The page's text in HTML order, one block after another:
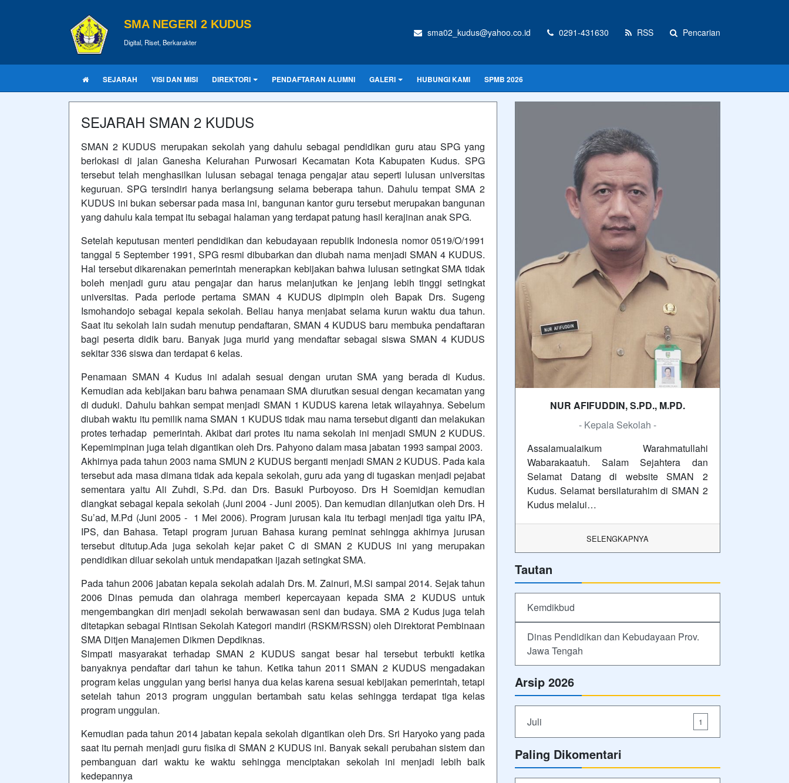
SMA NEGERI 2 KUDUS
Digital, Riset, Berkarakter
sma02_kudus@yahoo.co.id 0291-431630 RSS Pencarian
SEJARAH VISI DAN MISI DIREKTORI PENDAFTARAN ALUMNI GALERI HUBUNGI KAMI SPMB 2026
SEJARAH SMAN 2 KUDUS
SMAN 2 KUDUS merupakan sekolah yang dahulu sebagai pendidikan guru atau SPG yang
berlokasi di jalan Ganesha Kelurahan Purwosari Kecamatan Kota Kabupaten Kudus. SPG
tersebut telah menghasilkan lulusan sebagai tenaga pengajar atau seperti lulusan universitas
keguruan. SPG tersindiri hanya berlangsung selama beberapa tahun. Dahulu tempat SMA 2
KUDUS ini bukan sebersar pada masa ini, bangunan kantor guru tersebut merupakan bangunan
yang dahulu kala tempat itu sebagai halaman yang terdapat patung hasil kerajinan anak SPG.
Setelah keputusan menteri pendidikan dan kebudayaan republik Indonesia nomor 0519/O/1991
tanggal 5 September 1991, SPG resmi dibubarkan dan diubah nama menjadi SMAN 4 KUDUS.
Hal tersebut dikarenakan pemerintah menerapkan kebijakan bahwa lulusan setingkat SMA tidak
boleh menjadi guru atau pengajar dan harus melanjutkan ke jenjang lebih tinggi setingkat
universitas. Pada periode pertama SMAN 4 KUDUS dipimpin oleh Bapak Drs. Sugeng
Ismohandojo sebagai kepala sekolah. Beliau hanya menjabat selama kurun waktu dua tahun.
Saat itu sekolah lain sudah menutup pendaftaran, SMAN 4 KUDUS baru membuka pendaftaran
bagi peserta didik baru. Banyak juga murid yang mendaftar sebagai siswa SMAN 4 KUDUS
sekitar 336 siswa dan terdapat 6 kelas.
Penamaan SMAN 4 Kudus ini adalah sesuai dengan urutan SMA yang berada di Kudus.
Kemudian ada kebijakan baru bahwa penamaan SMA diurutkan sesuai dengan kecamatan yang
di duduki. Dahulu bahkan sempat menjadi SMAN 1 KUDUS karena letak wilayahnya. Sebelum
diubah waktu itu pemilik nama SMAN 1 KUDUS tidak mau nama tersebut diganti dan melakukan
protes terhadap pemerintah. Akibat dari protes itu nama sekolah ini menjadi SMUN 2 KUDUS.
Kepemimpinan juga telah digantikan oleh Drs. Pahyono dalam masa jabatan 1993 sampai 2003.
Akhirnya pada tahun 2003 nama SMUN 2 KUDUS berganti menjadi SMAN 2 KUDUS. Pada kala
tersebut ada masa dimana tidak ada kepala sekolah, guru ada yang di tugaskan menjadi pejabat
sementara yaitu Ali Zuhdi, S.Pd. dan Drs. Basuki Purboyoso. Drs H Soemidjan kemudian
diangkat sebagai kepala sekolah (Juni 2004 - Juni 2005). Dan kemudian dilanjutkan oleh Drs. H
Su’ad, M.Pd (Juni 2005 - 1 Mei 2006). Program jurusan kala itu terbagi menjadi tiga yaitu IPA,
IPS, dan Bahasa. Tetapi program juruan Bahasa kurang peminat sehingga akhirnya jurusan
tersebut ditutup.Ada juga sekolah kejar paket C di SMAN 2 KUDUS ini yang merupakan
pendidikan diluar sekolah untuk mendapatkan ijazah setingkat SMA.
Pada tahun 2006 jabatan kepala sekolah adalah Drs. M. Zainuri, M.Si sampai 2014. Sejak tahun
2006 Dinas pemuda dan olahraga memberi kepercayaan kepada SMA 2 KUDUS untuk
mengembangkan diri menjadi sekolah berwawasan seni dan budaya. SMA 2 Kudus juga telah
ditetapkan sebagai Rintisan Sekolah Kategori mandiri (RSKM/RSSN) oleh Direktorat Pembinaan
SMA Ditjen Manajemen Dikmen Depdiknas.
Simpati masyarakat terhadap SMAN 2 KUDUS sangat besar hal tersebut terbukti ketika
banyaknya pendaftar dari tahun ke tahun. Ketika tahun 2011 SMAN 2 KUDUS mengadakan
program kelas unggulan yang berisi hanya dua kelas karena sesuai kebijakan pemerintah, tetapi
setelah tahun 2013 program unggulan bertambah satu kelas sehingga terdapat tiga kelas
program unggulan.
Kemudian pada tahun 2014 jabatan kepala sekolah digantikan oleh Drs. Sri Haryoko yang pada
saat itu pernah menjadi guru fisika di SMAN 2 KUDUS ini. Banyak sekali perubahan sistem dan
pembanguan dari waktu ke waktu sehingga menciptakan sekolah ini menjadi lebih baik
kedepannya
NUR AFIFUDDIN, S.PD., M.PD.
- Kepala Sekolah -
Assalamualaikum Warahmatullahi
Wabarakaatuh. Salam Sejahtera dan
Selamat Datang di website SMAN 2
Kudus. Selamat bersilaturahim di SMAN 2
Kudus melalui…
SELENGKAPNYA
Tautan
Kemdikbud
Dinas Pendidikan dan Kebudayaan Prov.
Jawa Tengah
Arsip 2026
Juli 1
Paling Dikomentari